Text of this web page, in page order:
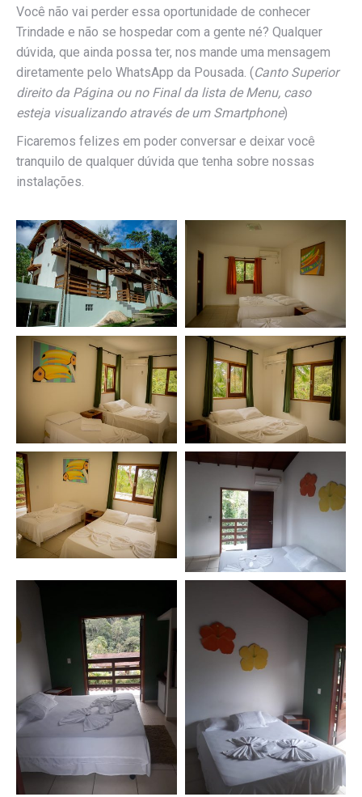
Você não vai perder essa oportunidade de conhecer
Trindade e não se hospedar com a gente né? Qualquer
dúvida, que ainda possa ter, nos mande uma mensagem
diretamente pelo WhatsApp da Pousada. (Canto Superior
direito da Página ou no Final da lista de Menu, caso
esteja visualizando através de um Smartphone)
Ficaremos felizes em poder conversar e deixar você
tranquilo de qualquer dúvida que tenha sobre nossas
instalações.